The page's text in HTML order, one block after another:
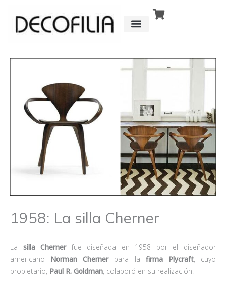
contenido
1958: La silla Cherner
La silla Chernerfue diseñada en 1958 por el diseñador
americano Norman Chernerpara la firma Plycraft, cuyo
propietario, Paul R. Goldman, colaboró en su realización.